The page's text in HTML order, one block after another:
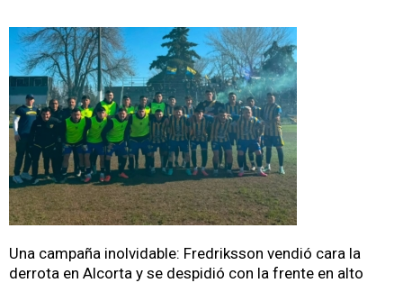
Una campaña inolvidable: Fredriksson vendió cara la
derrota en Alcorta y se despidió con la frente en alto